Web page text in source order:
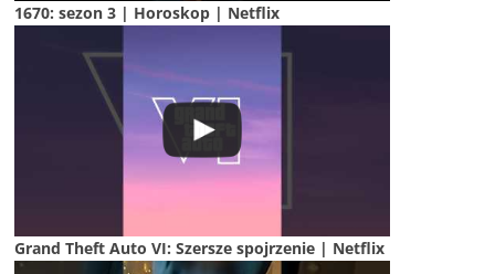
1670: sezon 3 | Horoskop | Netflix
Grand Theft Auto VI: Szersze spojrzenie | Netflix